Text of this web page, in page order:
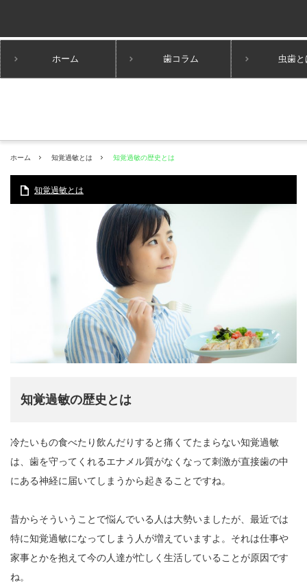
ホーム 歯コラム 虫歯と
ホーム 知覚過敏とは 知覚過敏の歴史とは
知覚過敏とは
知覚過敏の歴史とは
冷たいもの食べたり飲んだりすると痛くてたまらない知覚過敏
は、歯を守ってくれるエナメル質がなくなって刺激が直接歯の中
にある神経に届いてしまうから起きることですね。
昔からそういうことで悩んでいる人は大勢いましたが、最近では
特に知覚過敏になってしまう人が増えていますよ。それは仕事や
家事とかを抱えて今の人達が忙しく生活していることが原因です
ね。